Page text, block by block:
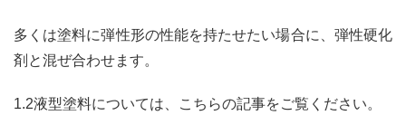
多くは塗料に弾性形の性能を持たせたい場合に、弾性硬化
剤と混ぜ合わせます。
1.2液型塗料については、こちらの記事をご覧ください。